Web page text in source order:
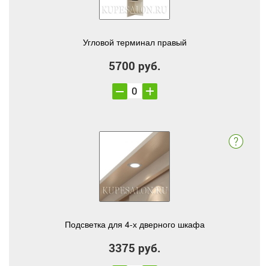
Угловой терминал правый
5700 руб.
Подсветка для 4-х дверного шкафа
3375 руб.